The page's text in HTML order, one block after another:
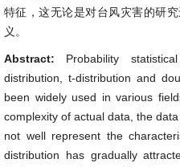
特征，这无论是对台风灾害的研
义。
Abstract: Probability
distribution, t-distribution and
been widely used in various
complexity of actual data, the
not well represent the
distribution has gradually